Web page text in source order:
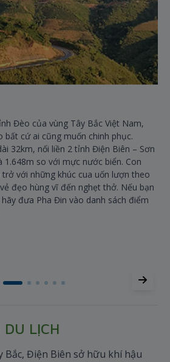
Đèo của vùng Tây Bắc Việt Nam,
bất cứ ai cũng muốn chinh phục.
32km, nối liền 2 tỉnh Điện Biên – Sơn
1.648m so với mực nước biển. Con
với những khúc cua uốn lượn theo
đẹo hùng vĩ đến nghẹt thở. Nếu bạn
đưa Pha Đin vào danh sách điểm
DU LỊCH
Bắc, Điện Biên sở hữu khí hậu